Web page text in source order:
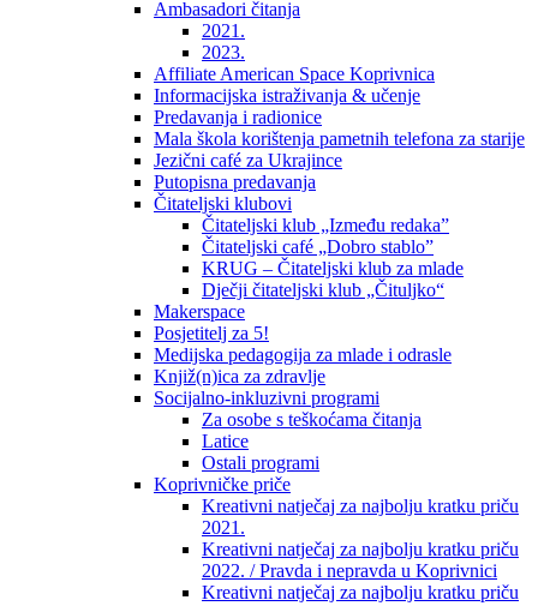
Ambasadori čitanja
2021.
2023.
Affiliate American Space Koprivnica
Informacijska istraživanja & učenje
Predavanja i radionice
Mala škola korištenja pametnih telefona za starije
Jezični café za Ukrajince
Putopisna predavanja
Čitateljski klubovi
Čitateljski klub „Između redaka”
Čitateljski café „Dobro stablo”
KRUG – Čitateljski klub za mlade
Dječji čitateljski klub „Čituljko“
Makerspace
Posjetitelj za 5!
Medijska pedagogija za mlade i odrasle
Knjiž(n)ica za zdravlje
Socijalno-inkluzivni programi
Za osobe s teškoćama čitanja
Latice
Ostali programi
Koprivničke priče
Kreativni natječaj za najbolju kratku priču
2021.
Kreativni natječaj za najbolju kratku priču
2022. / Pravda i nepravda u Koprivnici
Kreativni natječaj za najbolju kratku priču